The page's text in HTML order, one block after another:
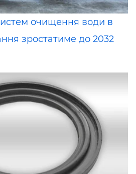
очищення води в
зростатиме до 2032